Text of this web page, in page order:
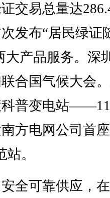
交易总量达
发布“居民绿证
大产品服务。深
合国气候大会
科普变电站
方电网公司首
。
可靠供应，